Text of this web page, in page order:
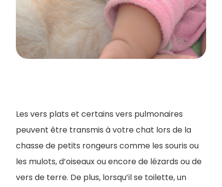
Les vers plats et certains vers pulmonaires
peuvent être transmis à votre chat lors de la
chasse de petits rongeurs comme les souris ou
les mulots, d’oiseaux ou encore de lézards ou de
vers de terre. De plus, lorsqu’il se toilette, un